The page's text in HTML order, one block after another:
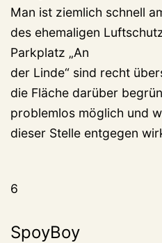
Man ist ziemlich schnell
des ehemaligen
Parkplatz „An
der Linde“ sind recht
die Fläche darüber
problemlos möglich und
dieser Stelle entgegen
6
SpoyBoy